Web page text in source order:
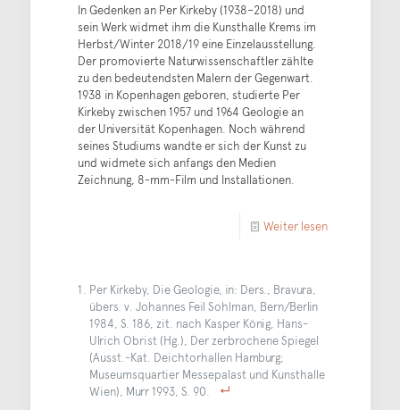
In Gedenken an Per Kirkeby (1938–2018) und
sein Werk widmet ihm die Kunsthalle Krems im
Herbst/Winter 2018/19 eine Einzelausstellung.
Der promovierte Naturwissenschaftler zählte
zu den bedeutendsten Malern der Gegenwart.
1938 in Kopenhagen geboren, studierte Per
Kirkeby zwischen 1957 und 1964 Geologie an
der Universität Kopenhagen. Noch während
seines Studiums wandte er sich der Kunst zu
und widmete sich anfangs den Medien
Zeichnung, 8-mm-Film und Installationen.
Weiter lesen
Per Kirkeby, Die Geologie, in: Ders., Bravura,
übers. v. Johannes Feil Sohlman, Bern/Berlin
1984, S. 186, zit. nach Kasper König, Hans-
Ulrich Obrist (Hg.), Der zerbrochene Spiegel
(Ausst.-Kat. Deichtorhallen Hamburg;
Museumsquartier Messepalast und Kunsthalle
Wien), Murr 1993, S. 90.